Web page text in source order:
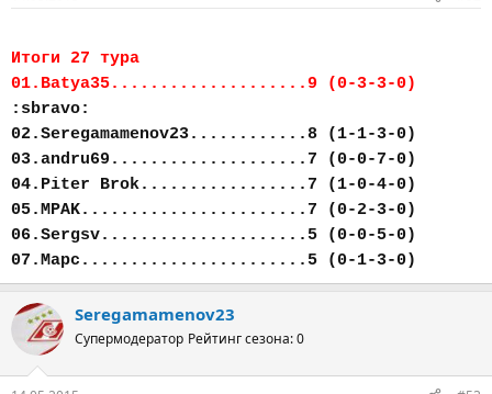
Итоги 27 тура
01.Batya35....................9 (0-3-3-0)
:sbravo:
02.Seregamamenov23............8 (1-1-3-0)
03.andru69....................7 (0-0-7-0)
04.Piter Brok.................7 (1-0-4-0)
05.MPAK.......................7 (0-2-3-0)
06.Sergsv.....................5 (0-0-5-0)
07.Марс.......................5 (0-1-3-0)
Seregamamenov23
Супермодератор Рейтинг сезона: 0